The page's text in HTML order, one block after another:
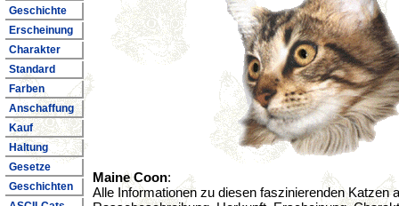
Geschichte
Erscheinung
Charakter
Standard
Farben
Anschaffung
Kauf
Haltung
Gesetze
Geschichten
Maine Coon:
Alle Informationen zu diesen faszinierenden Katzen